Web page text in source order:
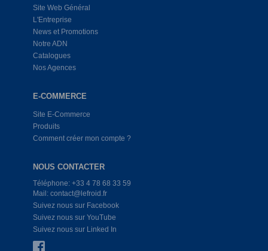
Site Web Général
L'Entreprise
News et Promotions
Notre ADN
Catalogues
Nos Agences
E-COMMERCE
Site E-Commerce
Produits
Comment créer mon compte ?
NOUS CONTACTER
Téléphone: +33 4 78 68 33 59
Mail: contact@lefroid.fr
Suivez nous sur Facebook
Suivez nous sur YouTube
Suivez nous sur Linked In